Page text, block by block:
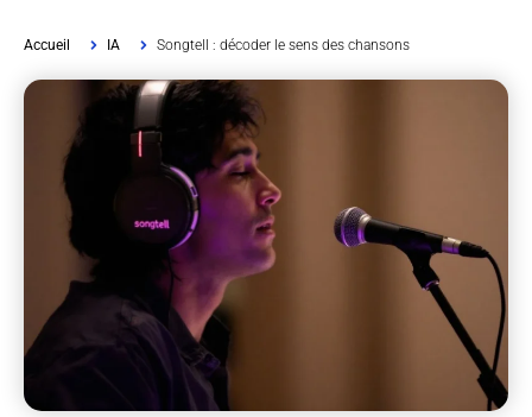
Accueil IA Songtell : décoder le sens des chansons